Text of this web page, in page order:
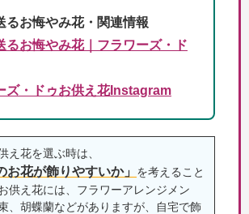
るお悔やみ花・関連情報
るお悔やみ花｜フラワーズ・ド
ズ・ドゥお供え花Instagram
え花を選ぶ時は、
お花が飾りやすいか」 を考えること
供え花には、フラワーアレンジメン
、胡蝶蘭などがありますが、自宅で飾